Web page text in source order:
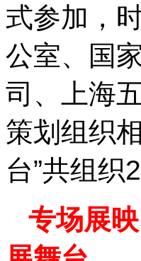
式参加，
公室、国
司、上海
策划组织
台”共组织
专场展